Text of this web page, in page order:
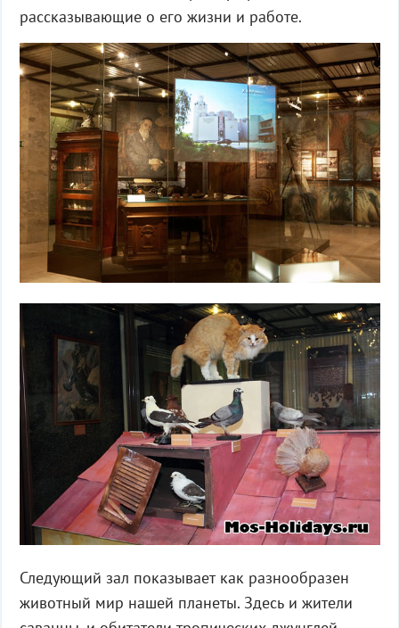
рассказывающие о его жизни и работе.
Следующий зал показывает как разнообразен
животный мир нашей планеты. Здесь и жители